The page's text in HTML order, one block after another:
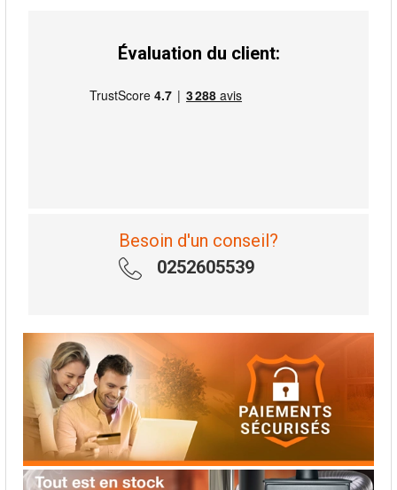
Évaluation du client:
Besoin d'un conseil?
0252605539